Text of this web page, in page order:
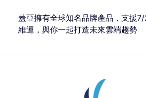
蓋亞擁有全球知名品牌產品，支援
維運，與你一起打造未來雲端趨勢